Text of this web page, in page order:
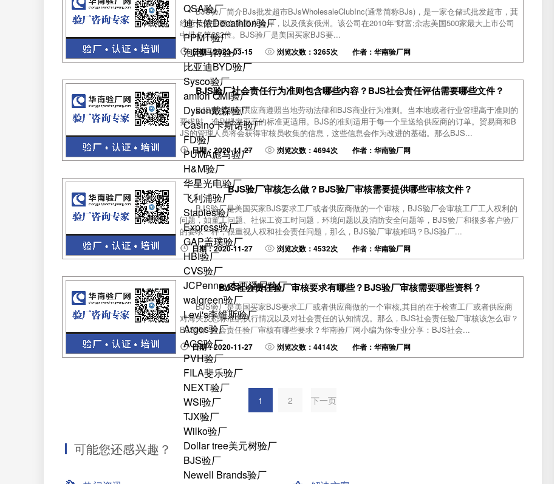
QSA验厂
迪卡侬Decathlon验厂
PPMT验厂
泡泡玛特验厂
比亚迪BYD验厂
Sysco验厂
amfori QMI验厂
Dyson戴森验厂
Casino卡斯诺验厂
FD验厂
PUMA彪马验厂
H&M验厂
华星光电验厂
飞利浦验厂
Staples验厂
Express验厂
GAP盖璞验厂
HBI验厂
CVS验厂
JCPenney杰西潘尼验厂
walgreen验厂
Levi's李维斯验厂
Argos验厂
AGS验厂
PVH验厂
FILA斐乐验厂
NEXT验厂
WSI验厂
TJX验厂
Wilko验厂
Dollar tree美元树验厂
BJS验厂
Newell Brands验厂
BJS验厂简介BJs批发超市BJsWholesaleClubInc(通常简称BJs)，是一家仓储式批发超市，萁
经营范围主要在美国东海岸，以及俄亥俄州。该公司在2010年”财富;杂志美国500家最大上市公司
中排名第232位。BJS验厂是美国买家BJS要...
日期：2023-03-15 浏览次数：3265次 作者：华南验厂网
BJS验厂社会责任行为准则包含哪些内容？BJS社会责任评估需要哪些文件？
BJS要求所有供应商遵照当地劳动法律和BJS商业行为准则。当本地或者行业管理高于准则的
要求时，准则规定更高的标准更适用。BJS的准则适用于每一个呈送给供应商的订单。贸易商和B
JS的管理人员将会获得审核员收集的信息，这些信息会作为改进的基础。那么BJS...
日期：2020-11-27 浏览次数：4694次 作者：华南验厂网
BJS验厂审核怎么做？BJS验厂审核需要提供哪些审核文件？
BJS验厂是美国买家BJS要求工厂或者供应商做的一个审核，BJS验厂会审核工厂工人权利的
问题，如童工问题、社保工资工时问题，环境问题以及消防安全问题等，BJS验厂和很多客户验厂
的要求一样，很重视人权和社会责任问题，那么，BJS验厂审核难吗？BJS验厂...
日期：2020-11-27 浏览次数：4532次 作者：华南验厂网
BJS社会责任验厂审核要求有哪些？BJS验厂审核需要哪些资料？
BJS验厂是美国买家BJS要求工厂或者供应商做的一个审核,其目的在于检查工厂或者供应商
对海关反恐标准的执行情况以及对社会责任的认知情况。那么，BJS社会责任验厂审核该怎么审？
BJS验厂社会责任验厂审核有哪些要求？华南验厂网小编为你专业分享：BJS社会...
日期：2020-11-27 浏览次数：4414次 作者：华南验厂网
1 2 下一页
可能您还感兴趣？